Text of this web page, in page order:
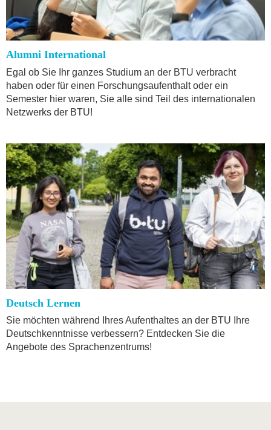
Alumni International
Egal ob Sie Ihr ganzes Studium an der BTU verbracht
haben oder für einen Forschungsaufenthalt oder ein
Semester hier waren, Sie alle sind Teil des internationalen
Netzwerks der BTU!
Deutsch Lernen
Sie möchten während Ihres Aufenthaltes an der BTU Ihre
Deutschkenntnisse verbessern? Entdecken Sie die
Angebote des Sprachenzentrums!